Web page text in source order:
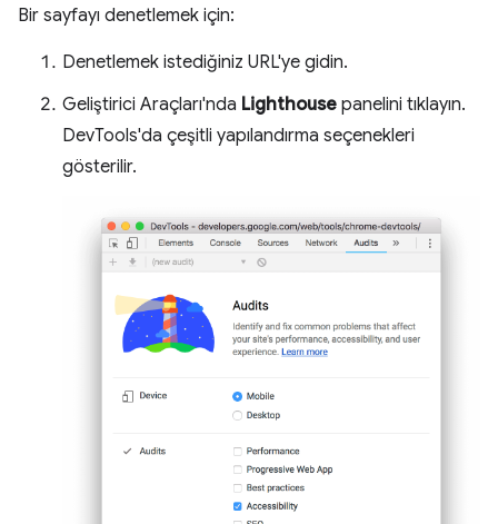
Bir sayfayı denetlemek için:
Denetlemek istediğiniz URL'ye gidin.
Geliştirici Araçları'nda Lighthouse panelini tıklayın.
DevTools'da çeşitli yapılandırma seçenekleri
gösterilir.